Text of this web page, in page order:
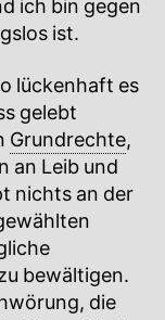
ich bin gegen
ist.
lückenhaft es
gelebt
Grundrechte,
an Leib und
nichts an der
bewältigen.
die